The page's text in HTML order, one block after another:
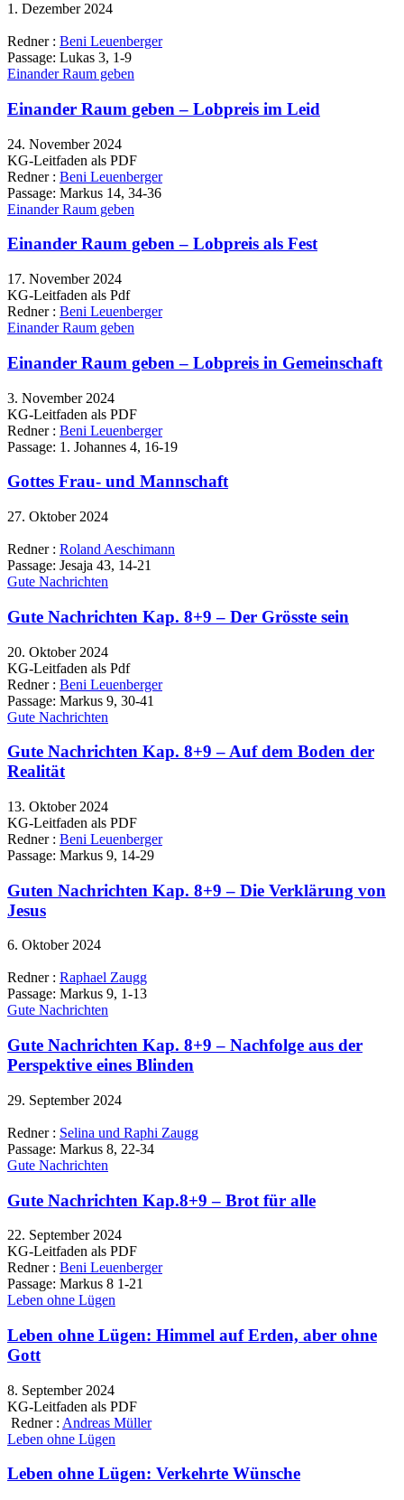
1. Dezember 2024
Redner : Beni Leuenberger
Passage: Lukas 3, 1-9
Einander Raum geben
Einander Raum geben – Lobpreis im Leid
24. November 2024
KG-Leitfaden als PDF
Redner : Beni Leuenberger
Passage: Markus 14, 34-36
Einander Raum geben
Einander Raum geben – Lobpreis als Fest
17. November 2024
KG-Leitfaden als Pdf
Redner : Beni Leuenberger
Einander Raum geben
Einander Raum geben – Lobpreis in Gemeinschaft
3. November 2024
KG-Leitfaden als PDF
Redner : Beni Leuenberger
Passage: 1. Johannes 4, 16-19
Gottes Frau- und Mannschaft
27. Oktober 2024
Redner : Roland Aeschimann
Passage: Jesaja 43, 14-21
Gute Nachrichten
Gute Nachrichten Kap. 8+9 – Der Grösste sein
20. Oktober 2024
KG-Leitfaden als Pdf
Redner : Beni Leuenberger
Passage: Markus 9, 30-41
Gute Nachrichten
Gute Nachrichten Kap. 8+9 – Auf dem Boden der
Realität
13. Oktober 2024
KG-Leitfaden als PDF
Redner : Beni Leuenberger
Passage: Markus 9, 14-29
Guten Nachrichten Kap. 8+9 – Die Verklärung von
Jesus
6. Oktober 2024
Redner : Raphael Zaugg
Passage: Markus 9, 1-13
Gute Nachrichten
Gute Nachrichten Kap. 8+9 – Nachfolge aus der
Perspektive eines Blinden
29. September 2024
Redner : Selina und Raphi Zaugg
Passage: Markus 8, 22-34
Gute Nachrichten
Gute Nachrichten Kap.8+9 – Brot für alle
22. September 2024
KG-Leitfaden als PDF
Redner : Beni Leuenberger
Passage: Markus 8 1-21
Leben ohne Lügen
Leben ohne Lügen: Himmel auf Erden, aber ohne
Gott
8. September 2024
KG-Leitfaden als PDF
Redner : Andreas Müller
Leben ohne Lügen
Leben ohne Lügen: Verkehrte Wünsche